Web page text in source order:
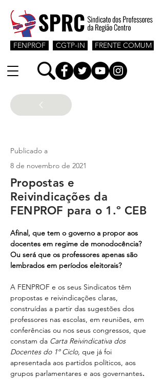
CGTP-IN
FENPROF FRENTE COMUM
Publicado a
8 de novembro de 2021
Propostas e
Reivindicações da
FENPROF para o 1.º CEB
Afinal, que tem o governo a propor aos
docentes em regime de monodocência?
Ou será que os professores apenas são
lembrados em períodos eleitorais?
A FENPROF e os seus Sindicatos têm
propostas e reivindicações claras,
construídas a partir das sugestões dos
professores nas escolas, em reuniões, em
conferências ou nos seus congressos, que
constam da Carta Reivindicativa dos
Docentes do 1º Ciclo, que já foi
apresentada aos partidos políticos, aos
grupos parlamentares e aos governantes.